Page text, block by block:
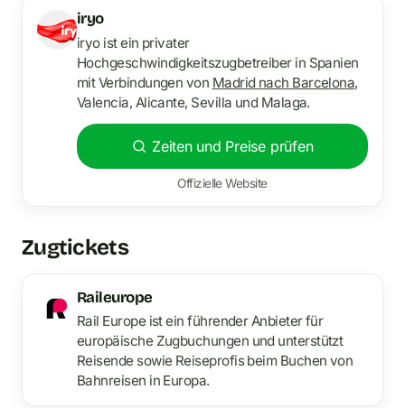
iryo
iryo ist ein privater
Hochgeschwindigkeitszugbetreiber in Spanien
mit Verbindungen von Madrid nach Barcelona,
Valencia, Alicante, Sevilla und Malaga.
Zeiten und Preise prüfen
Offizielle Website
Zugtickets
Raileurope
Rail Europe ist ein führender Anbieter für
europäische Zugbuchungen und unterstützt
Reisende sowie Reiseprofis beim Buchen von
Bahnreisen in Europa.